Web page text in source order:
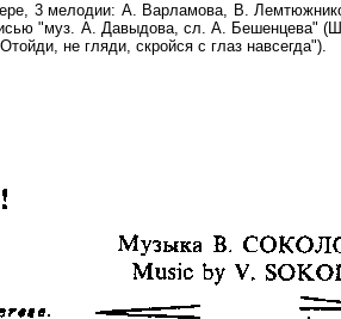
3 мелодии: А. Варламова, В.
"муз. А. Давыдова, сл. А. Бешенцева"
не гляди, скройся с глаз навсегда").